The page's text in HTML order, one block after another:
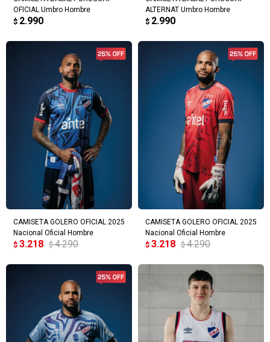
OFICIAL Umbro Hombre
$ 2.990
ALTERNAT Umbro Hombre
$ 2.990
CAMISETA GOLERO OFICIAL 2025
Nacional Oficial Hombre
$ 3.218 $ 4.290
CAMISETA GOLERO OFICIAL 2025
Nacional Oficial Hombre
$ 3.218 $ 4.290